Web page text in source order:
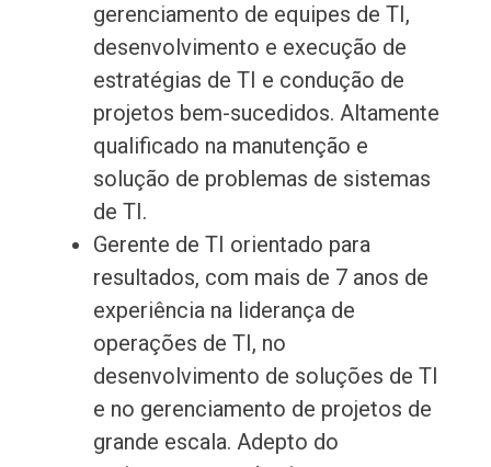
gerenciamento de equipes de TI,
desenvolvimento e execução de
estratégias de TI e condução de
projetos bem-sucedidos. Altamente
qualificado na manutenção e
solução de problemas de sistemas
de TI.
Gerente de TI orientado para
resultados, com mais de 7 anos de
experiência na liderança de
operações de TI, no
desenvolvimento de soluções de TI
e no gerenciamento de projetos de
grande escala. Adepto do